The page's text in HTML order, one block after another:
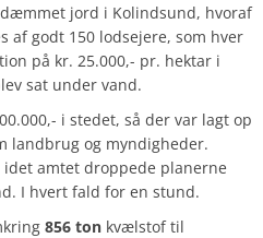
jord i Kolindsund, hvoraf
af godt 150 lodsejere, som hver
på kr. 25.000,- pr. hektar i
sat under vand.
i stedet, så der var lagt op
landbrug og myndigheder.
amtet droppede planerne
I hvert fald for en stund.
856 ton kvælstof til